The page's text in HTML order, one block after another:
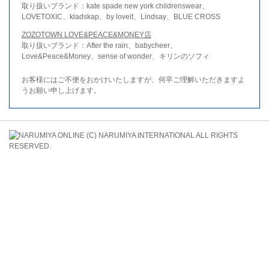
取り扱いブランド：kate spade new york childrenswear、
LOVETOXIC、kladskap、by loveit、Lindsay、BLUE CROSS
ZOZOTOWN LOVE&PEACE&MONEY店
取り扱いブランド：After the rain、babycheer、
Love&Peace&Money、sense of wonder、キリンのソフィ
お客様にはご不便をおかけいたしますが、何卒ご理解いただきますよ
うお願い申し上げます。